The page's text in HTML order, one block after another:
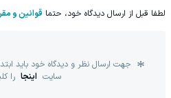
لطفا قبل از ارسال دیدگاه خود، حتما قوانین و
جهت ارسال نظر و دیدگاه خود باید
سایت اینجا را